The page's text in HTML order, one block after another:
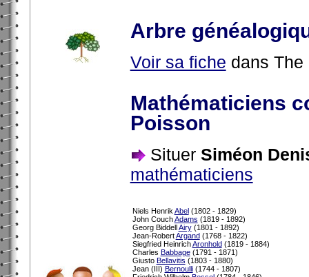
Arbre
Voir sa fiche dans
Mathématiciens
Poisson
Situer Siméon
mathématiciens
Niels Henrik Abel(1802 - 1829)
John CouchAdams (1819 - 1892)
Georg BiddellAiry(1801 - 1892)
Jean-RobertArgand(1768 - 1822)
Siegfried HeinrichAronhold(1819 - 1884)
Charles Babbage(1791 - 1871)
Giusto Bellavitis (1803 - 1880)
Jean (III) Bernoulli(1744 - 1807)